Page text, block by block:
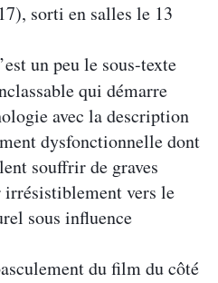
sorti en salles le 13
un peu le sous-texte
qui démarre
avec la description
dysfonctionnelle dont
souffrir de graves
irrésistiblement vers le
sous influence
du film du côté